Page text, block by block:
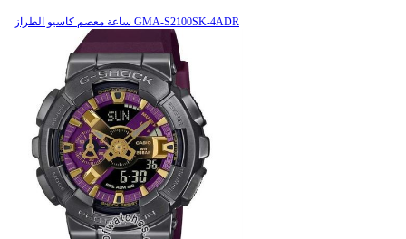
ساعة معصم کاسیو الطراز GMA-S2100SK-4ADR